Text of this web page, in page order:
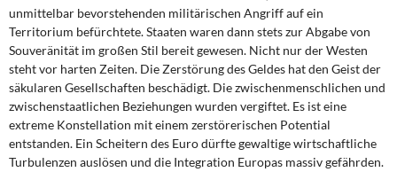
Wirtschaftspolitik
Steuer- und Finanzpolitik
Öffentliche Infrastruktur und Daseinsvorsorge
Eurokrise und Griechenland
unmittelbar bevorstehenden militärischen Angriff auf ein
Territorium befürchtete. Staaten waren dann stets zur Abgabe von
Souveränität im großen Stil bereit gewesen. Nicht nur der Westen
steht vor harten Zeiten. Die Zerstörung des Geldes hat den Geist der
säkularen Gesellschaften beschädigt. Die zwischenmenschlichen und
zwischenstaatlichen Beziehungen wurden vergiftet. Es ist eine
extreme Konstellation mit einem zerstörerischen Potential
entstanden. Ein Scheitern des Euro dürfte gewaltige wirtschaftliche
Turbulenzen auslösen und die Integration Europas massiv gefährden.